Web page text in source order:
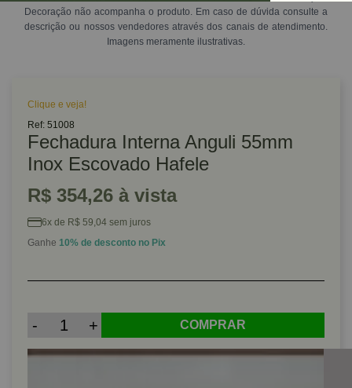
Decoração não acompanha o produto. Em caso de dúvida consulte a
descrição ou nossos vendedores através dos canais de atendimento.
Imagens meramente ilustrativas.
Clique e veja!
Ref: 51008
Fechadura Interna Anguli 55mm
Inox Escovado Hafele
R$ 354,26 à vista
6x de R$ 59,04 sem juros
Ganhe 10% de desconto no Pix
- + COMPRAR